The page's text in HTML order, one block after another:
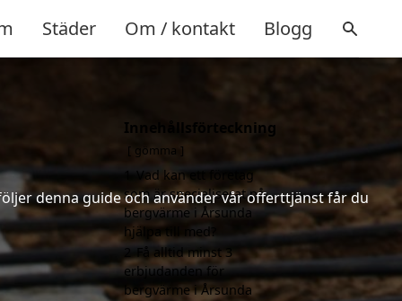
Städer Om / kontakt Blogg
denna guide och använder vår offerttjänst får du
Innehållsförteckning
gömma
1 Vad kan ett företag
som är specialiserat på
bergvärme i Årsunda
hjälpa till med?
2 Få alltid minst 3
erbjudanden för
bergvärme i Årsunda